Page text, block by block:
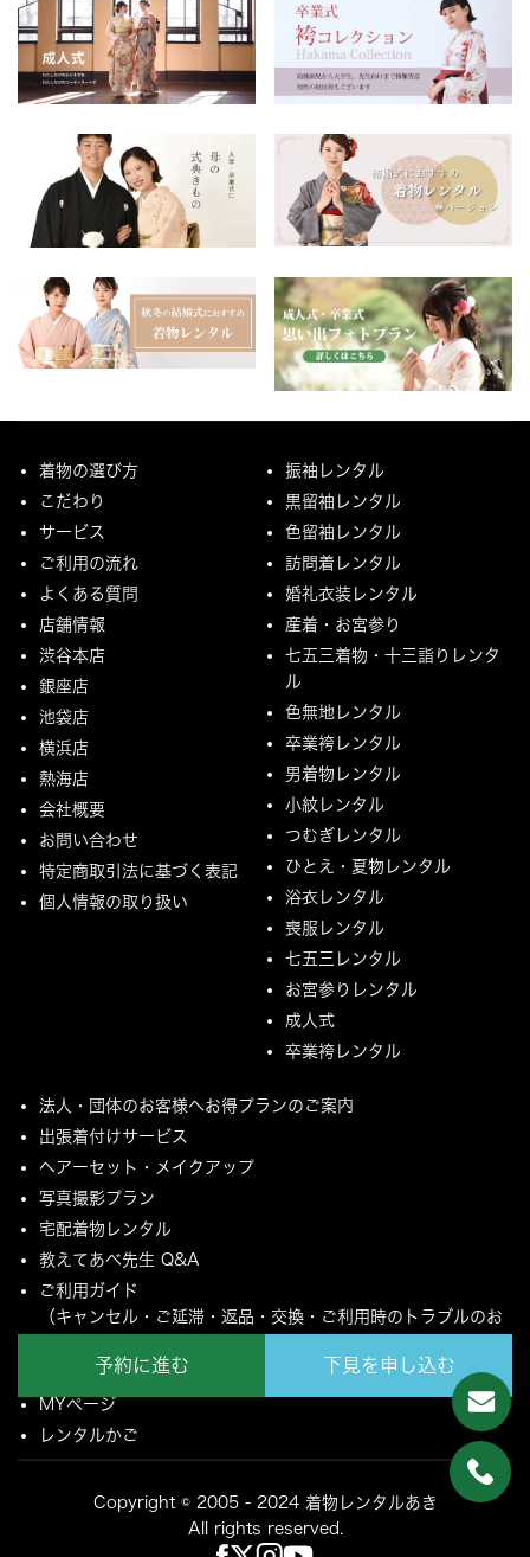
予約に進む 下見を申し込む
着物の選び方
こだわり
サービス
ご利用の流れ
よくある質問
店舗情報
渋谷本店
銀座店
池袋店
横浜店
熱海店
会社概要
お問い合わせ
特定商取引法に基づく表記
個人情報の取り扱い
振袖レンタル
黒留袖レンタル
色留袖レンタル
訪問着レンタル
婚礼衣装レンタル
産着・お宮参り
七五三着物・十三詣りレンタ
ル
色無地レンタル
卒業袴レンタル
男着物レンタル
小紋レンタル
つむぎレンタル
ひとえ・夏物レンタル
浴衣レンタル
喪服レンタル
七五三レンタル
お宮参りレンタル
成人式
卒業袴レンタル
法人・団体のお客様へお得プランのご案内
出張着付けサービス
ヘアーセット・メイクアップ
写真撮影プラン
宅配着物レンタル
教えてあべ先生 Q&A
ご利用ガイド
（キャンセル・ご延滞・返品・交換・ご利用時のトラブルのお
ご配送とご返却について
MYページ
レンタルかご
Copyright © 2005 - 2024 着物レンタルあき
All rights reserved.